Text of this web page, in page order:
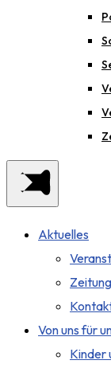
Aktuelles
Von uns für
Kinder